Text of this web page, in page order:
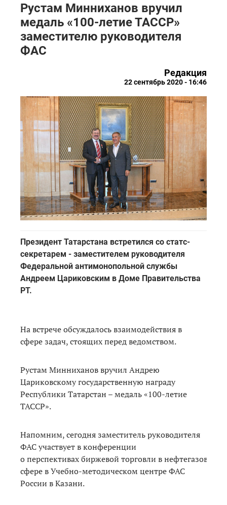
Рустам Минниханов вручил
медаль «100-летие ТАССР»
заместителю руководителя
ФАС
Редакция
22 сентябрь 2020 - 16:46
Президент Татарстана встретился со статс-
секретарем - заместителем руководителя
Федеральной антимонопольной службы
Андреем Цариковским в Доме Правительства
РТ.
На встрече обсуждалось взаимодействия в
сфере задач, стоящих перед ведомством.
Рустам Минниханов вручил Андрею
Цариковскому государственную награду
Республики Татарстан – медаль «100-летие
ТАССР».
Напомним, сегодня заместитель руководителя
ФАС участвует в конференции
о перспективах биржевой торговли в нефтегазовой
сфере в Учебно-методическом центре ФАС
России в Казани.